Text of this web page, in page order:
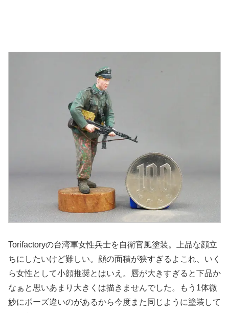
Torifactoryの台湾軍女性兵士を自衛官風塗装。上品な顔立
ちにしたいけど難しい。顔の面積が狭すぎるよこれ、いく
ら女性として小顔推奨とはいえ。唇が大きすぎると下品か
なぁと思いあまり大きくは描きませんでした。もう1体微
妙にポーズ違いのがあるから今度また同じように塗装して